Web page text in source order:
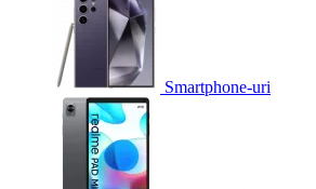
Smartphone-uri